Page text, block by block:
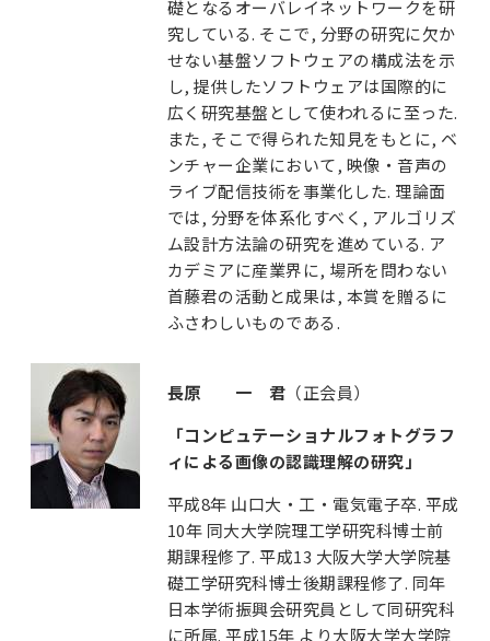
礎となるオーバレイネットワークを研
究している. そこで, 分野の研究に欠か
せない基盤ソフトウェアの構成法を示
し, 提供したソフトウェアは国際的に
広く研究基盤として使われるに至った.
また, そこで得られた知見をもとに, ベ
ンチャー企業において, 映像・音声の
ライブ配信技術を事業化した. 理論面
では, 分野を体系化すべく, アルゴリズ
ム設計方法論の研究を進めている. ア
カデミアに産業界に, 場所を問わない
首藤君の活動と成果は, 本賞を贈るに
ふさわしいものである.
長原 一 君 （正会員）
「コンピュテーショナルフォトグラフ
ィによる画像の認識理解の研究」
平成8年 山口大・工・電気電子卒. 平成
10年 同大大学院理工学研究科博士前
期課程修了. 平成13 大阪大学大学院基
礎工学研究科博士後期課程修了. 同年
日本学術振興会研究員として同研究科
に所属. 平成15年 より大阪大学大学院